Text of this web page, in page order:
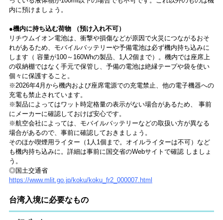
内に預けましょう。
●機内に持ち込む荷物 （預け入れ不可）
リチウムイオン電池は、衝撃や損傷などが原因で火災につながるおそ
れがあるため、モバイルバッテリーや予備電池は必ず機内持ち込みに
します（ 容量が100～160Whの製品、1人2個まで）。機内では座席上
の収納棚ではなく手元で保管し、予備の電池は絶縁テープや袋を使い
個々に保護すること。
※2026年4月から機内および座席電源での充電禁止、他の電子機器への
充電も禁止されています。
※製品によってはワット時定格量の表示がない場合があるため、 事前
にメーカーに確認しておけば安心です。
※航空会社によっては、モバイルバッテリーなどの取扱い方が異なる
場合があるので、事前に確認しておきましょう。
そのほか喫煙用ライター（1人1個まで。オイルライターは不可）など
も機内持ち込みに。詳細は事前に国交省のWebサイトで確認 しましょ
う。
◎国土交通省
https://www.mlit.go.jp/koku/koku_fr2_000007.html
台湾入境に必要なもの